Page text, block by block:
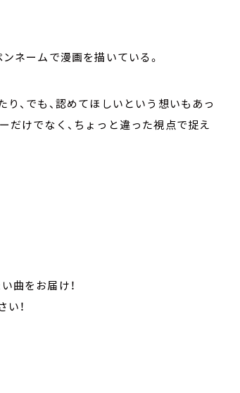
ネームで漫画を描いている。
、でも、認めてほしいという想いもあっ
けでなく、ちょっと違った視点で捉え
曲をお届け！
！